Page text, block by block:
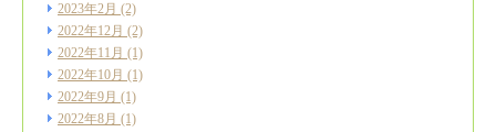
2023年2月 (2)
2022年12月 (2)
2022年11月 (1)
2022年10月 (1)
2022年9月 (1)
2022年8月 (1)